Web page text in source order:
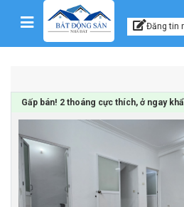
Skip to content Kênh
Đăng tin
Gấp bán! 2 thoáng cực thích, ở ngay